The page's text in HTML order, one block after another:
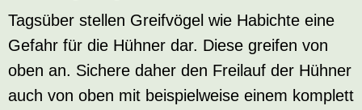
Tagsüber stellen Greifvögel wie Habichte eine
Gefahr für die Hühner dar. Diese greifen von
oben an. Sichere daher den Freilauf der Hühner
auch von oben mit beispielweise einem komplett